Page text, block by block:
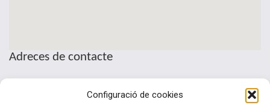
Configuració de cookies
Adreces de contacte